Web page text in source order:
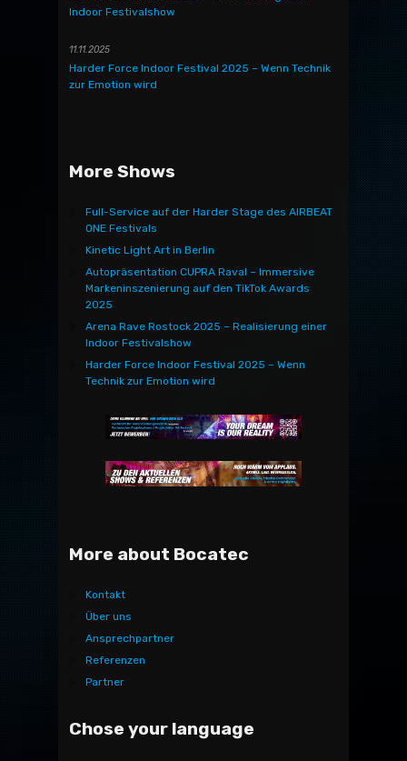
Indoor Festivalshow
11.11.2025
Harder Force Indoor Festival 2025 – Wenn Technik
zur Emotion wird
More Shows
Full-Service auf der Harder Stage des AIRBEAT
ONE Festivals
Kinetic Light Art in Berlin
Autopräsentation CUPRA Raval – Immersive
Markeninszenierung auf den TikTok Awards
2025
Arena Rave Rostock 2025 – Realisierung einer
Indoor Festivalshow
Harder Force Indoor Festival 2025 – Wenn
Technik zur Emotion wird
More about Bocatec
Kontakt
Über uns
Ansprechpartner
Referenzen
Partner
Chose your language